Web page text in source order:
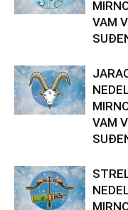
VAM
VAM